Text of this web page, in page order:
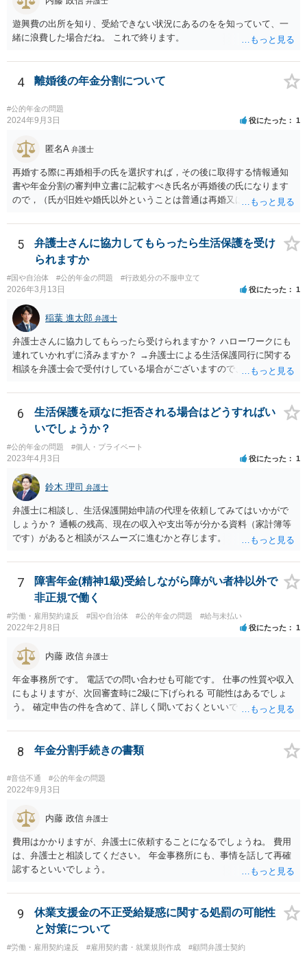
遊興費の出所を知り、受給できない状況にあるのをを知っていて、一
緒に浪費した場合だね。 これで終ります。
4 離婚後の年金分割について
#公的年金の問題
2024年9月3日 役にたった 1
匿名A 弁護士
再婚する際に再婚相手の氏を選択すれば，その後に取得する情報通知
書や年金分割の審判申立書に記載すべき氏名が再婚後の氏になります
ので，（氏が旧姓や婚氏以外ということは普通は再婚又は養子縁組し
秘匿であればともかく，氏名秘匿を申し立てると，むしろ再婚したこ
とを推察されてしまうのではないかと思います。事案がよくわかりま
せんが，この種の事案では，再婚前に年金分割の手続を行うのがセオ
リーではないかと思います。
5
弁護士さんに協力してもらったら生活保護を受け
られますか
#国や自治体 #公的年金の問題 #行政処分の不服申立て
2026年3月13日 役にたった 1
稲葉 進太郎 弁護士
弁護士さんに協力してもらったら受けられますか？ ハローワークにも
連れていかれずに済みますか？ →弁護士による生活保護同行に関する
相談を弁護士会で受付けしている場合がございますので、お近くの弁
6
生活保護を頑なに拒否される場合はどうすればい
いでしょうか？
#公的年金の問題 #個人・プライベート
2023年4月3日 役にたった 1
鈴木 理司 弁護士
弁護士に相談し、生活保護開始申請の代理を依頼してみてはいかがで
しょうか？ 通帳の残高、現在の収入や支出等が分かる資料（家計簿等
です）があると相談がスムーズに進むかと存じます。
7
障害年金(精神1級)受給しながら障がい者枠以外で
非正規で働く
#労働・雇用契約違反 #国や自治体 #公的年金の問題 #給与未払い
2022年2月8日 役にたった 1
内藤 政信 弁護士
年金事務所です。 電話での問い合わせも可能です。 仕事の性質や収入
にもよりますが、次回審査時に2級に下げられる 可能性はあるでしょ
う。 確定申告の件を含めて、詳しく聞いておくといいでしょう。 弁護
8 年金分割手続きの書類
#音信不通 #公的年金の問題
2022年9月3日
内藤 政信 弁護士
費用はかかりますが、弁護士に依頼することになるでしょうね。 費用
は、弁護士と相談してください。 年金事務所にも、事情を話して再確
認するといいでしょう。
9
休業支援金の不正受給疑惑に関する処罰の可能性
と対策について
#労働・雇用契約違反 #雇用契約書・就業規則作成
#顧問弁護士契約